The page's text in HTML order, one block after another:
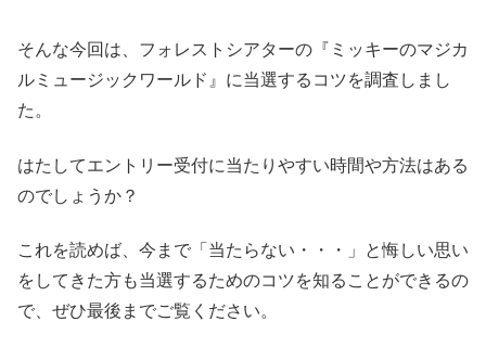
そんな今回は、フォレストシアターの『ミッキーのマジカ
ルミュージックワールド』に当選するコツを調査しまし
た。
はたしてエントリー受付に当たりやすい時間や方法はある
のでしょうか？
これを読めば、今まで「当たらない・・・」と悔しい思い
をしてきた方も当選するためのコツを知ることができるの
で、ぜひ最後までご覧ください。